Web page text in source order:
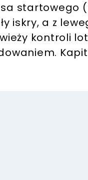
iskry, a z
kontroli